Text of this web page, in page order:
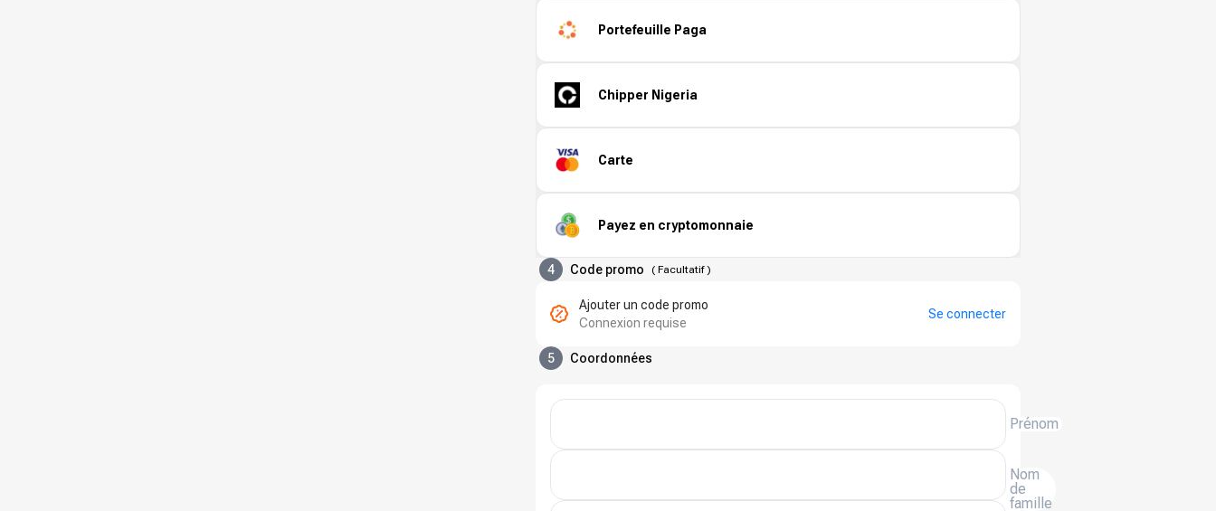
Portefeuille Paga
Chipper Nigeria
Carte
Payez en cryptomonnaie
4 Code promo ( Facultatif)
Ajouter un code promo
Connexion requise
Se connecter
5 Coordonnées
Prénom
Nom
de
famille